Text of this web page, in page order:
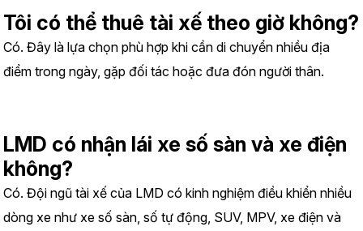
Tôi có thể thuê tài xế theo giờ không?
Có. Đây là lựa chọn phù hợp khi cần di chuyển nhiều địa
điểm trong ngày, gặp đối tác hoặc đưa đón người thân.
LMD có nhận lái xe số sàn và xe điện
không?
Có. Đội ngũ tài xế của LMD có kinh nghiệm điều khiển nhiều
dòng xe như xe số sàn, số tự động, SUV, MPV, xe điện và